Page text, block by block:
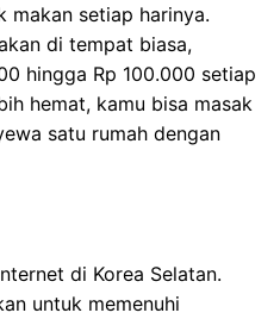
makan setiap harinya.
di tempat biasa,
hingga Rp 100.000 setiap
hemat, kamu bisa masak
satu rumah dengan
di Korea Selatan.
untuk memenuhi